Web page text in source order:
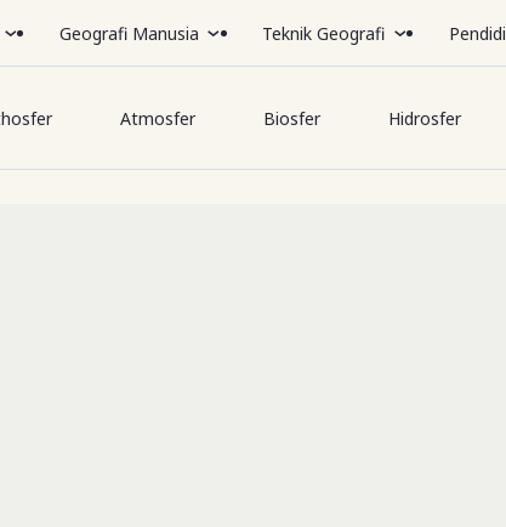
Geografi Manusia Teknik Geografi
Atmosfer Biosfer Hidrosfer